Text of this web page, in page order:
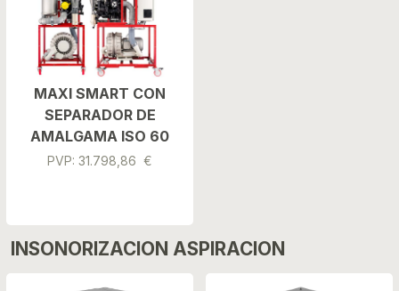
MAXI SMART CON
SEPARADOR DE
AMALGAMA ISO 60
PVP: 31.798,86 €
INSONORIZACION ASPIRACION